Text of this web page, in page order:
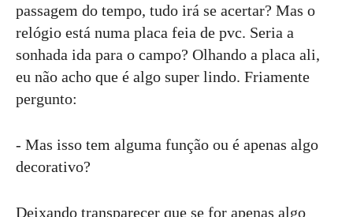
passagem do tempo, tudo irá se acertar? Mas o
relógio está numa placa feia de pvc. Seria a
sonhada ida para o campo? Olhando a placa ali,
eu não acho que é algo super lindo. Friamente
pergunto:
- Mas isso tem alguma função ou é apenas algo
decorativo?
Deixando transparecer que se for apenas algo